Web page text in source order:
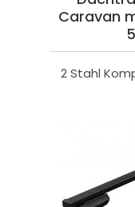
Caravan
2 Stahl